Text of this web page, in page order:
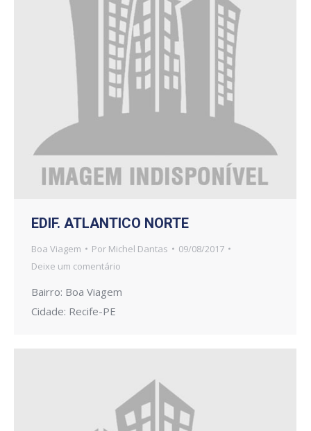
EDIF. ATLANTICO NORTE
Boa Viagem Por Michel Dantas
09/08/2017
Deixe um comentário
Bairro: Boa Viagem
Cidade: Recife-PE